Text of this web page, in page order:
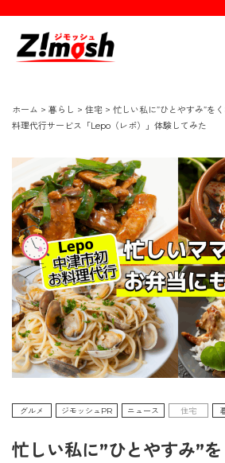
ホーム > 暮らし > 住宅 > 忙しい私に”ひとやすみ”を
料理代行サービス「Lepo（レポ）」体験してみた
グルメ ジモッシュPR ニュース 住宅
忙しい私に”ひとやすみ”